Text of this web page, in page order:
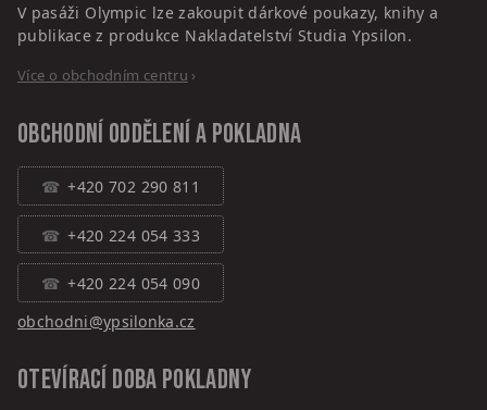
V pasáži Olympic lze zakoupit dárkové poukazy, knihy a
publikace z produkce Nakladatelství Studia Ypsilon.
Více o obchodním centru ›
Obchodní oddělení a pokladna
+420 702 290 811
+420 224 054 333
+420 224 054 090
obchodni@ypsilonka.cz
Otevírací doba pokladny